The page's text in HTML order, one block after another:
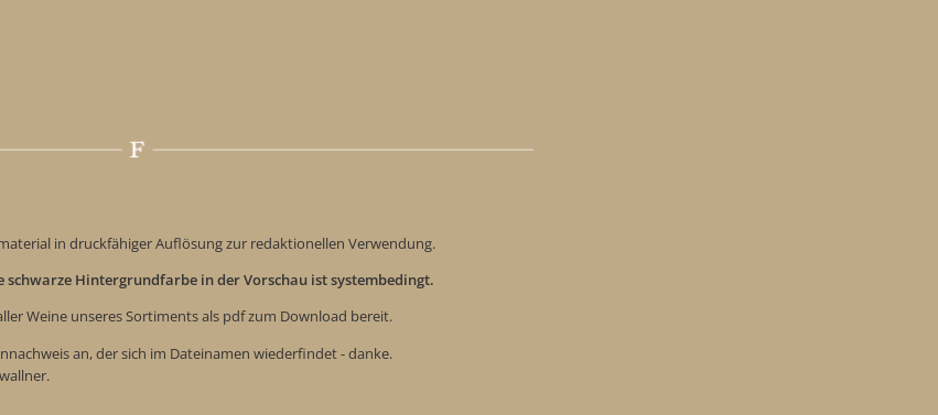
in druckfähiger Auflösung zur redaktionellen Verwendung.
schwarze Hintergrundfarbe in der Vorschau ist systembedingt.
Weine unseres Sortiments als pdf zum Download bereit.
an, der sich im Dateinamen wiederfindet - danke.